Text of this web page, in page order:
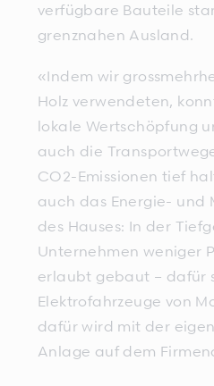
verfügbare Bauteile
grenznahen Ausland.
«Indem wir
Holz verwendeten,
lokale Wertschöpfung
auch die
CO2-Emissionen tief
auch das Energie- und
des Hauses: In der
Unternehmen weniger
erlaubt gebaut – dafür
Elektrofahrzeuge von
dafür wird mit der
Anlage auf dem